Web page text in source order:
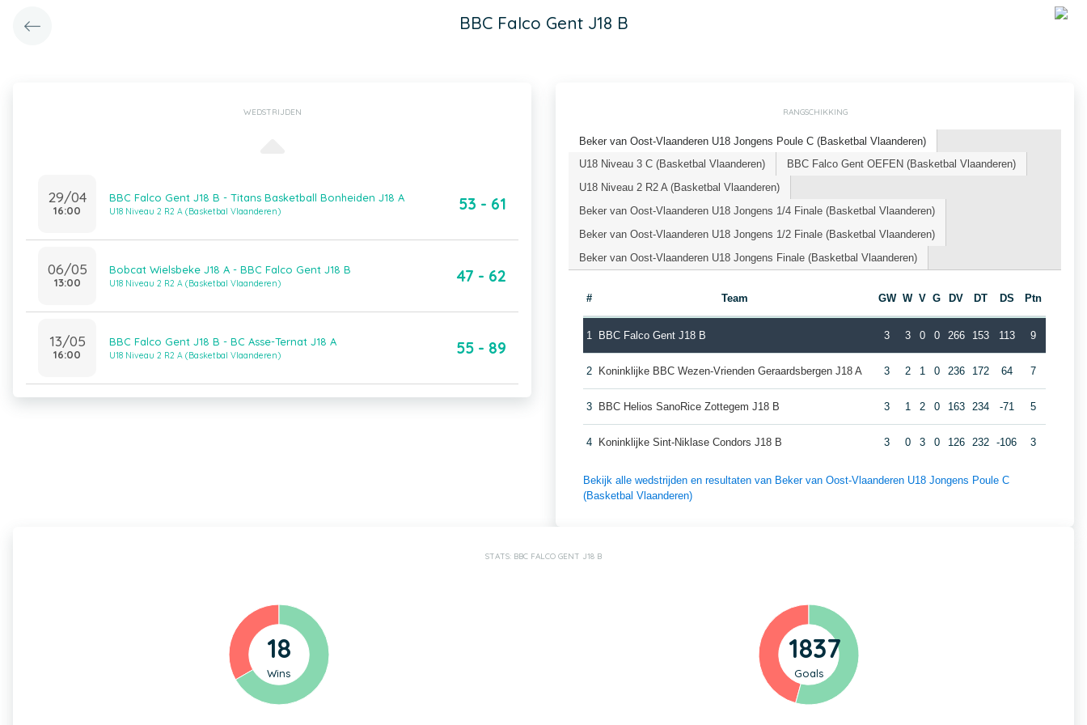
BBC Falco Gent J18 B
WEDSTRIJDEN
29/04
16:00
BBC Falco Gent J18 B - Titans Basketball Bonheiden J18 A
U18 Niveau 2 R2 A (Basketbal Vlaanderen) 53 - 61
06/05
13:00
Bobcat Wielsbeke J18 A - BBC Falco Gent J18 B
U18 Niveau 2 R2 A (Basketbal Vlaanderen) 47 - 62
13/05
16:00
BBC Falco Gent J18 B - BC Asse-Ternat J18 A
U18 Niveau 2 R2 A (Basketbal Vlaanderen) 55 - 89
RANGSCHIKKING
Beker van Oost-Vlaanderen U18 Jongens Poule C (Basketbal Vlaanderen)
U18 Niveau 3 C (Basketbal Vlaanderen)
BBC Falco Gent OEFEN (Basketbal Vlaanderen)
U18 Niveau 2 R2 A (Basketbal Vlaanderen)
Beker van Oost-Vlaanderen U18 Jongens 1/4 Finale (Basketbal Vlaanderen)
Beker van Oost-Vlaanderen U18 Jongens 1/2 Finale (Basketbal Vlaanderen)
Beker van Oost-Vlaanderen U18 Jongens Finale (Basketbal Vlaanderen)
# Team GW W V G DV DT DS Ptn
1 BBC Falco Gent J18 B 3 3 0 0 266 153 113 9
2 Koninklijke BBC Wezen-Vrienden Geraardsbergen J18 A 3 2 1 0 236 172 64 7
3 BBC Helios SanoRice Zottegem J18 B 3 1 2 0 163 234 -71 5
4 Koninklijke Sint-Niklase Condors J18 B 3 0 3 0 126 232 -106 3
Bekijk alle wedstrijden en resultaten van Beker van Oost-Vlaanderen U18 Jongens Poule C
(Basketbal Vlaanderen)
STATS: BBC FALCO GENT J18 B
18
Wins
1837
Goals